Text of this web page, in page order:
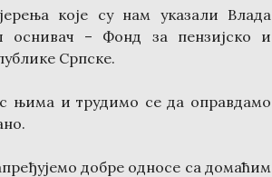
које су нам указали Влада
оснивач – Фонд за пензијско и
Српске.
њима и трудимо се да оправдамо
добре односе са домаћим